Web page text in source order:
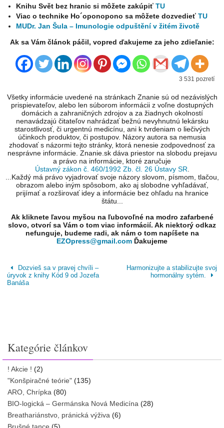
Knihu Svět bez hranic si môžete zakúpiťTU
Viac o technike Ho´oponopono sa môžete dozvedieťTU
MUDr. Jan Šula – Imunologie odpuštění v žitém životě
Ak sa Vám článok páčil, vopred ďakujeme za jeho zdieľanie:
3 531 pozretí
Všetky informácie uvedené na stránkach Znanie sú od nezávislých
prispievateľov, alebo len súborom informácii z voľne dostupných
domácich a zahraničných zdrojov a za žiadnych okolností
nenavádzajú čitateľov nahrádzať bežnú nevyhnutnú lekársku
starostlivosť, či urgentnú medicínu, ani k tvrdeniam o liečivých
účinkoch produktov, či postupov. Názory autora sa nemusia
zhodovať s názormi tejto stránky, ktorá nenesie zodpovednosť za
nesprávne informácie. Znanie.sk dáva priestor na slobodu prejavu
a právo na informácie, ktoré zaručuje
Ústavný zákon č. 460/1992 Zb. čl. 26 Ústavy SR
...Každý má právo vyjadrovať svoje názory slovom, písmom, tlačou,
obrazom alebo iným spôsobom, ako aj slobodne vyhľadávať,
prijímať a rozširovať idey a informácie bez ohľadu na hranice
štátu...
Ak kliknete ľavou myšou na ľubovoľné na modro zafarbené
slovo, otvorí sa Vám o tom viac informácií. Ak niektorý odkaz
nefunguje, budeme radi, ak nám o tom napíšete na
EZOpress@gmail.com Ďakujeme
Dozvieš sa v pravej chvíli –
úryvok z knihy Kód 9 od Jozefa
Banáša
Harmonizujte a stabilizujte svoj
hormonálny sytém.
Kategórie článkov
! Akcie ! (2)
"Konšpiračné teórie" (135)
ARO, Chrípka (80)
BIO-logická – Germánska Nová Medicína (28)
Breathariánstvo, pránická výživa (6)